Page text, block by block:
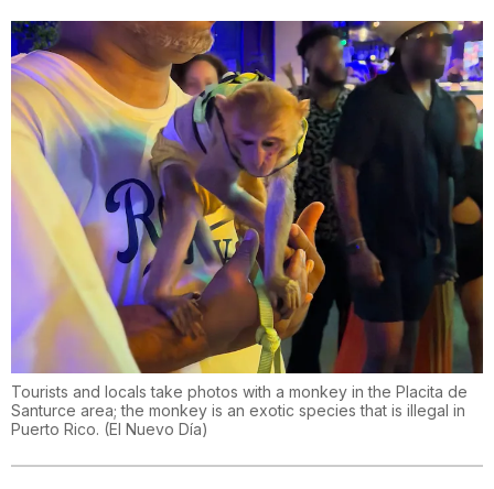
Tourists and locals take photos with a monkey in the Placita de
Santurce area; the monkey is an exotic species that is illegal in
Puerto Rico. (El Nuevo Día)